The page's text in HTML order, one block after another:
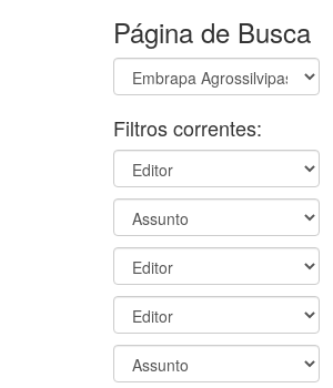
Página de Busca
Filtros correntes: